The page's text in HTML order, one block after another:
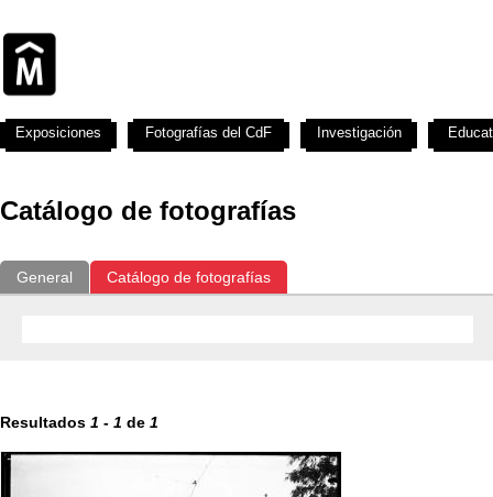
Catálogo de fotografías
General Catálogo de fotografías
Resultados 1 - 1 de 1
Exposiciones Fotografías del CdF Investigación